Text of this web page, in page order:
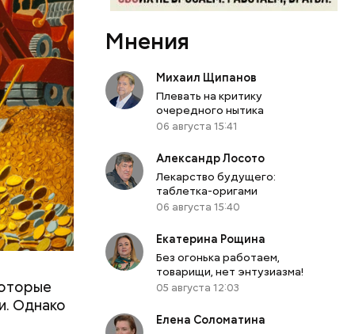
Однако
в дом
живущих
в
лет.
Мнения
Михаил Щипанов
Плевать на критику
очередного нытика
06 августа 15:41
Александр Лосото
Лекарство будущего:
таблетка-оригами
06 августа 15:40
Екатерина Рощина
Без огонька работаем,
товарищи, нет энтузиазма!
05 августа 12:03
Елена Соломатина